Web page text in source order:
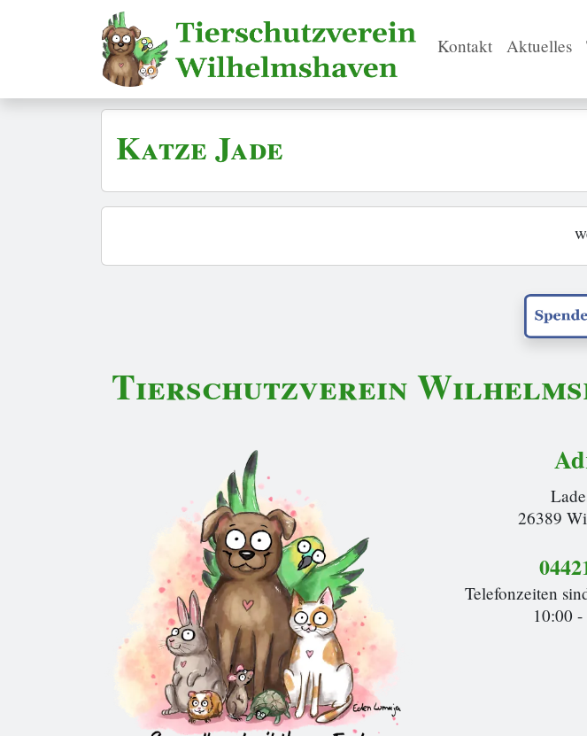
Kontakt Aktuelles
Katze Jade
Tierschutzverein
26389
Telefonzeiten
10:00